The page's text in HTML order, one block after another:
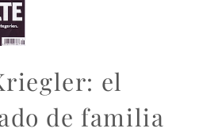
el
de familia